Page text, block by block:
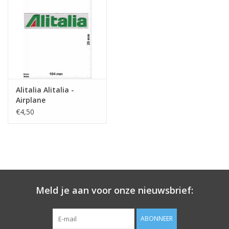
Sleutelhanger
Alitalia Alitalia -
Airplane
€4,50
Meld je aan voor onze nieuwsbrief:
ABONNEER